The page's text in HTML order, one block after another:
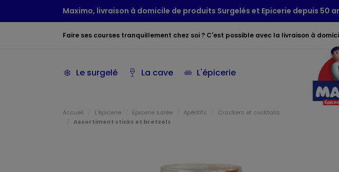
Maximo, livraison à domicile de produits Surgelés et Epicerie depuis 50
Faire ses courses tranquillement chez soi ? C'est possible avec la livraison à
Le surgelé La cave L'épicerie
Accueil L'épicerie Epicerie salée Apéritifs
Crackers et cocktails
Assortiment sticks et bretzels